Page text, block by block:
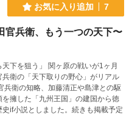
お気に入り追加 7
官兵衛、もう一つの天下〜
ヶ原の戦いが1ヶ月
兵衛の「天下取りの野心」がリアル
兵衛の知略、加藤清正や島津との駆
擁した「九州王国」の建国から徳
if小説としました。続きも掲載予定